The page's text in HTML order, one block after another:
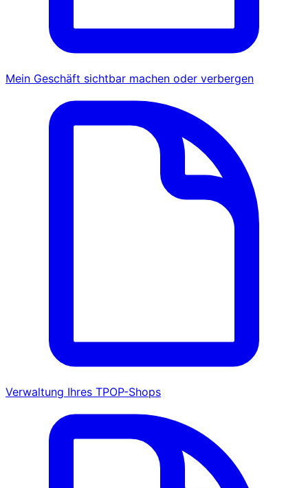
Mein Geschäft sichtbar machen oder verbergen
Verwaltung Ihres TPOP-Shops